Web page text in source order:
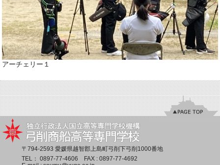
アーチェリー１
〒794-2593 愛媛県越智郡上島町弓削下弓削1000番地
TEL： 0897-77-4606 FAX : 0897-77-4692